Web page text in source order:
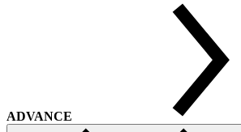
ADVANCE